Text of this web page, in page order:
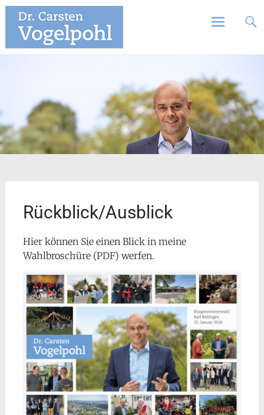
Zum
Inhalt
springen
Carsten Vogelpohl –
Rückblick/Ausblick
Hier können Sie einen Blick in meine
Wahlbroschüre (PDF) werfen.